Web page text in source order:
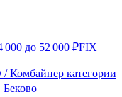
000 до 52 000 ₽FIX
/ Комбайнер категории
Беково